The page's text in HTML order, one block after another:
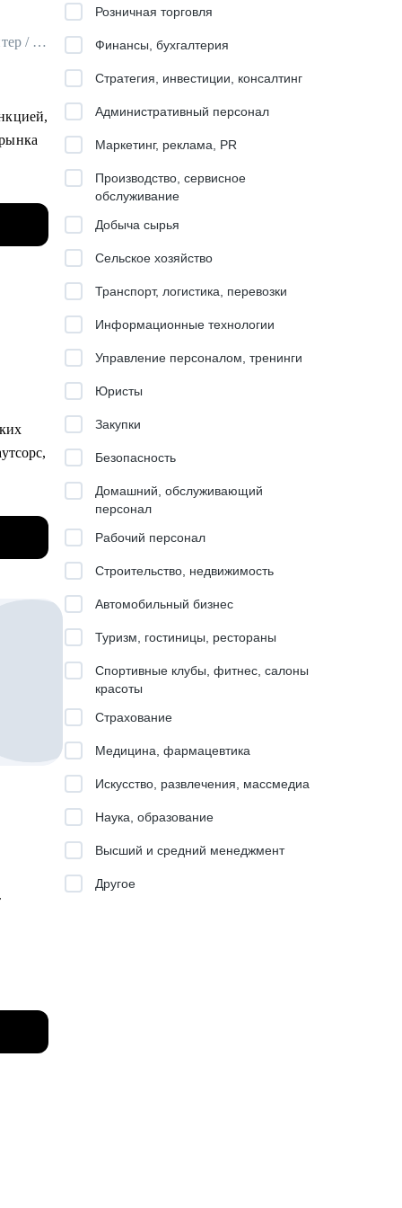
Карьерный стратег / Эксперт по развитию карьеры / Executive резюмерайтер / ex-HRD
но
Розничная торговля
Финансы, бухгалтерия
Стратегия, инвестиции, консалтинг
Административный персонал
Маркетинг, реклама, PR
Производство, сервисное
обслуживание
Добыча сырья
Сельское хозяйство
Транспорт, логистика, перевозки
Информационные технологии
Управление персоналом, тренинги
Юристы
Закупки
Безопасность
Домашний, обслуживающий
персонал
Рабочий персонал
Строительство, недвижимость
Автомобильный бизнес
Туризм, гостиницы, рестораны
Спортивные клубы, фитнес, салоны
красоты
Страхование
Медицина, фармацевтика
Искусство, развлечения, массмедиа
Наука, образование
Высший и средний менеджмент
Другое